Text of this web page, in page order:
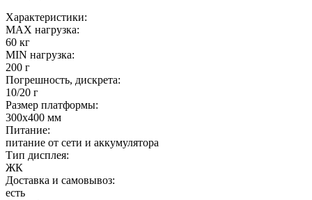
Характеристики:
MAX нагрузка:
60 кг
MIN нагрузка:
200 г
Погрешность, дискрета:
10/20 г
Размер платформы:
300х400 мм
Питание:
питание от сети и аккумулятора
Тип дисплея:
ЖК
Доставка и самовывоз:
есть